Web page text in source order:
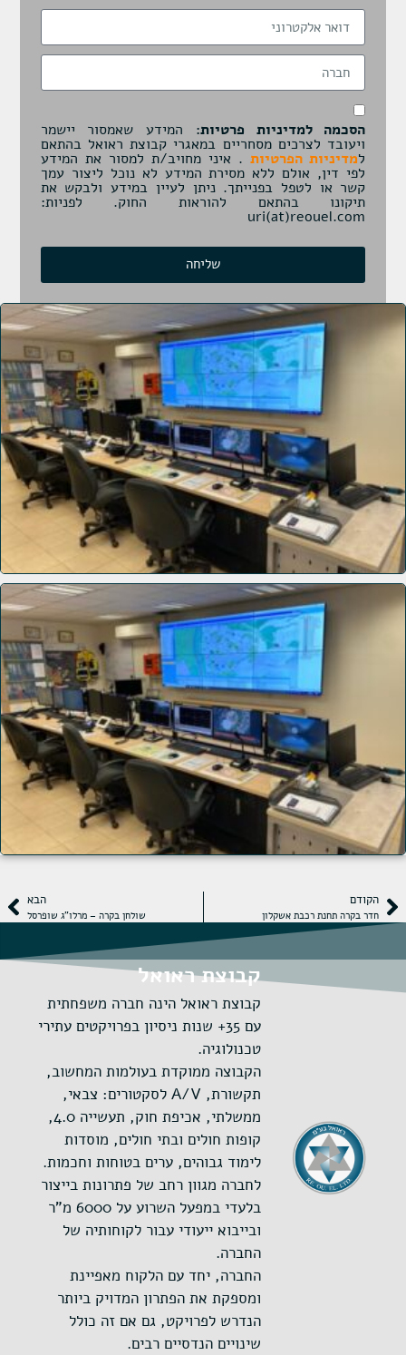
הסכמה למדיניות פרטיות: המידע שאמסור יישמר
ויעובד לצרכים מסחריים במאגרי קבוצת ראואל בהתאם
למדיניות הפרטיות. איני מחויב/ת למסור את המידע
לפי דין, אולם ללא מסירת המידע לא נוכל ליצור עמך
קשר או לטפל בפנייתך. ניתן לעיין במידע ולבקש את
תיקונו בהתאם להוראות החוק. לפניות:
uri(at)reouel.com
שליחה
הקודם
חדר בקרה תחנת רכבת אשקלון
הבא
שולחן בקרה – מרלו"ג שופרסל
קבוצת ראואל
קבוצת ראואל הינה חברה משפחתית
עם 35+ שנות ניסיון בפרויקטים עתירי
טכנולוגיה.
הקבוצה ממוקדת בעולמות המחשוב,
תקשורת, A/V לסקטורים: צבאי,
ממשלתי, אכיפת חוק, תעשייה 4.0,
קופות חולים ובתי חולים, מוסדות
לימוד גבוהים, ערים בטוחות וחכמות.
לחברה מגוון רחב של פתרונות בייצור
בלעדי במפעל השרוע על 6000 מ"ר
ובייבוא ייעודי עבור לקוחותיה של
החברה.
החברה, יחד עם הלקוח מאפיינת
ומספקת את הפתרון המדויק ביותר
הנדרש לפרויקט, גם אם זה כולל
שינויים הנדסיים רבים.